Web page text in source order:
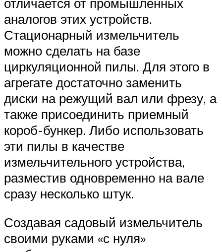
отличается от промышленных
аналогов этих устройств.
Стационарный измельчитель
можно сделать на базе
циркуляционной пилы. Для этого в
агрегате достаточно заменить
диски на режущий вал или фрезу, а
также присоединить приемный
короб-бункер. Либо использовать
эти пилы в качестве
измельчительного устройства,
разместив одновременно на вале
сразу несколько штук.
Создавая садовый измельчитель
своими руками «с нуля»